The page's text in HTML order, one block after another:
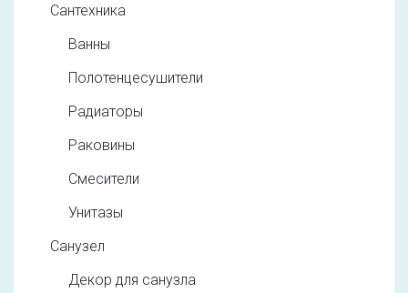
Сантехника
Ванны
Полотенцесушители
Радиаторы
Раковины
Смесители
Унитазы
Санузел
Декор для санузла